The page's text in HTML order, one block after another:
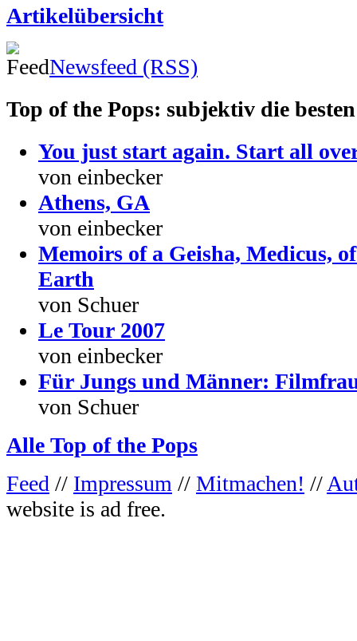
Artikelübersicht
Newsfeed (RSS)
Top of the Pops: subjektiv die
You just start again. Start all
von einbecker
Athens, GA
von einbecker
Memoirs of a Geisha, Medicus,
Earth
von Schuer
Le Tour 2007
von einbecker
Für Jungs und Männer:
von Schuer
Alle Top of the Pops
Feed // Impressum // Mitmachen! //
website is ad free.